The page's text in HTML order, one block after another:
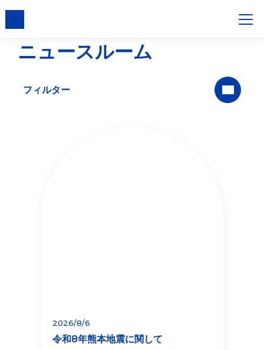
ニュースルーム
フィルター
2026/8/6
令和8年熊本地震に関して